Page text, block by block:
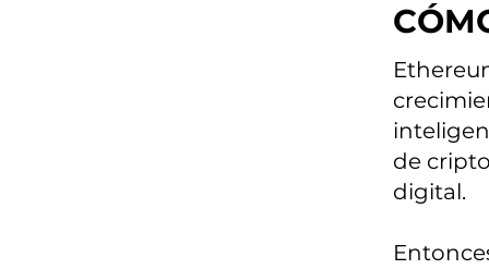
de
digital.